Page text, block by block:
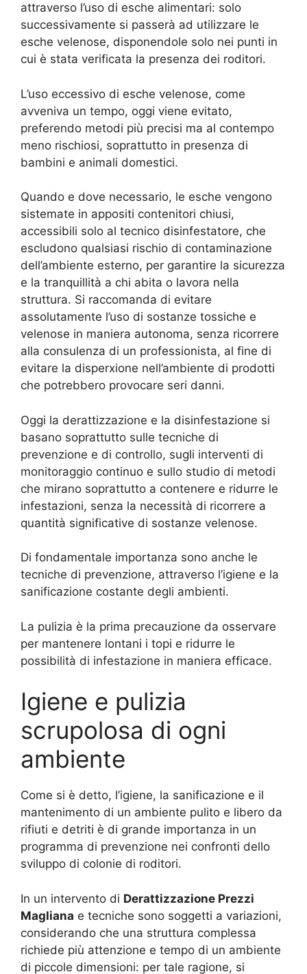
attraverso l’uso di esche alimentari: solo
successivamente si passerà ad utilizzare le
esche velenose, disponendole solo nei punti in
cui è stata verificata la presenza dei roditori.
L’uso eccessivo di esche velenose, come
avveniva un tempo, oggi viene evitato,
preferendo metodi più precisi ma al contempo
meno rischiosi, soprattutto in presenza di
bambini e animali domestici.
Quando e dove necessario, le esche vengono
sistemate in appositi contenitori chiusi,
accessibili solo al tecnico disinfestatore, che
escludono qualsiasi rischio di contaminazione
dell’ambiente esterno, per garantire la sicurezza
e la tranquillità a chi abita o lavora nella
struttura. Si raccomanda di evitare
assolutamente l’uso di sostanze tossiche e
velenose in maniera autonoma, senza ricorrere
alla consulenza di un professionista, al fine di
evitare la disperxione nell’ambiente di prodotti
che potrebbero provocare seri danni.
Oggi la derattizzazione e la disinfestazione si
basano soprattutto sulle tecniche di
prevenzione e di controllo, sugli interventi di
monitoraggio continuo e sullo studio di metodi
che mirano soprattutto a contenere e ridurre le
infestazioni, senza la necessità di ricorrere a
quantità significative di sostanze velenose.
Di fondamentale importanza sono anche le
tecniche di prevenzione, attraverso l’igiene e la
sanificazione costante degli ambienti.
La pulizia è la prima precauzione da osservare
per mantenere lontani i topi e ridurre le
possibilità di infestazione in maniera efficace.
Igiene e pulizia
scrupolosa di ogni
ambiente
Come si è detto, l’igiene, la sanificazione e il
mantenimento di un ambiente pulito e libero da
rifiuti e detriti è di grande importanza in un
programma di prevenzione nei confronti dello
sviluppo di colonie di roditori.
In un intervento di Derattizzazione Prezzi
Magliana e tecniche sono soggetti a variazioni,
considerando che una struttura complessa
richiede più attenzione e tempo di un ambiente
di piccole dimensioni: per tale ragione, si